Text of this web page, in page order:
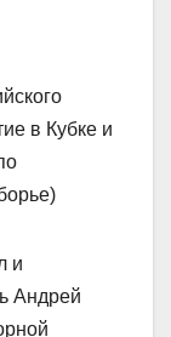
в Кубке и
и
Андрей